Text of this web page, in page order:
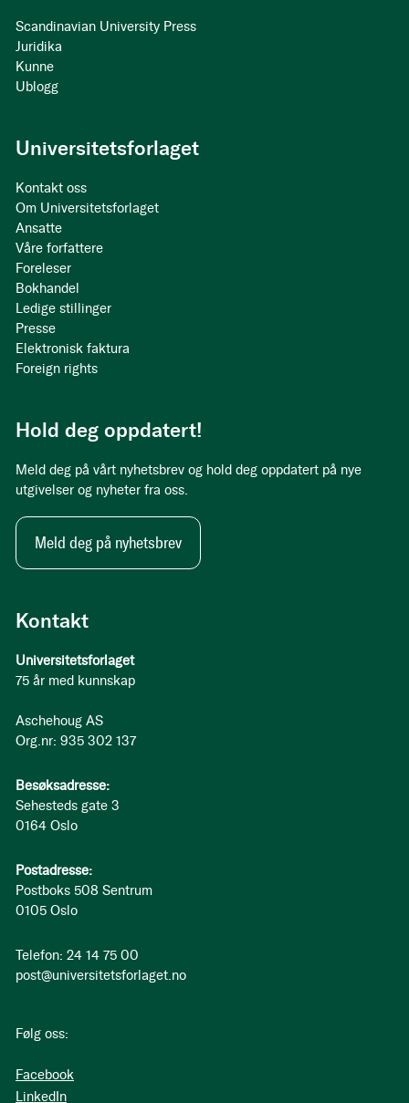
Kontakt
Universitetsforlaget
75 år med kunnskap
Aschehoug AS
Org.nr: 935 302 137
Besøksadresse:
Sehesteds gate 3
0164 Oslo
Postadresse:
Postboks 508 Sentrum
0105 Oslo
Telefon: 24 14 75 00
post@universitetsforlaget.no
Følg oss:
Facebook
LinkedIn
Scandinavian University Press
Juridika
Kunne
Ublogg
Universitetsforlaget
Kontakt oss
Om Universitetsforlaget
Ansatte
Våre forfattere
Foreleser
Bokhandel
Ledige stillinger
Presse
Elektronisk faktura
Foreign rights
Hold deg oppdatert!
Meld deg på vårt nyhetsbrev og hold deg oppdatert på nye
utgivelser og nyheter fra oss.
Meld deg på nyhetsbrev